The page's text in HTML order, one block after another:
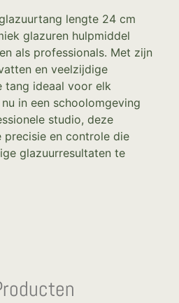
lengte 24 cm
glazuren hulpmiddel
als professionals. Met zijn
en veelzijdige
tang ideaal voor elk
in een schoolomgeving
studio, deze
en controle die
glazuurresultaten te